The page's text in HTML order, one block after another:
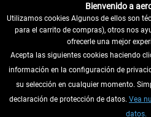
DESISTIR DEL CONTRATO
INFORMACIÓN
Bienvenido a
Utilizamos cookies Algunos de ellos son
para el carrito de compras), otros nos
ofrecerle una mejor
Acepta las siguientes cookies haciendo
información en la configuración de
su selección en cualquier momento.
declaración de protección de datos. Vea
datos.